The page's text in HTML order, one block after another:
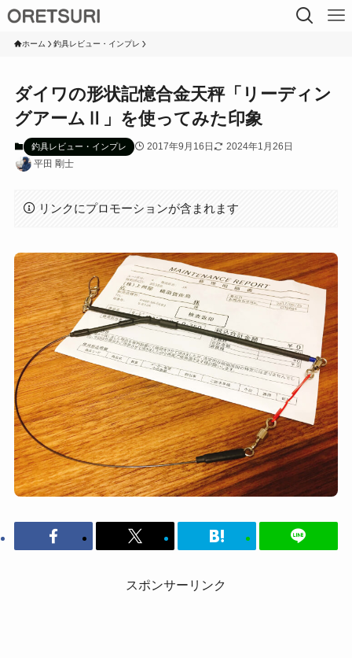
ホーム 釣具レビュー・インプレ
ダイワの形状記憶合金天秤「リーディン
グアームⅡ」を使ってみた印象
釣具レビュー・インプレ 2017年9月16日
2024年1月26日
平田 剛士
リンクにプロモーションが含まれます
スポンサーリンク